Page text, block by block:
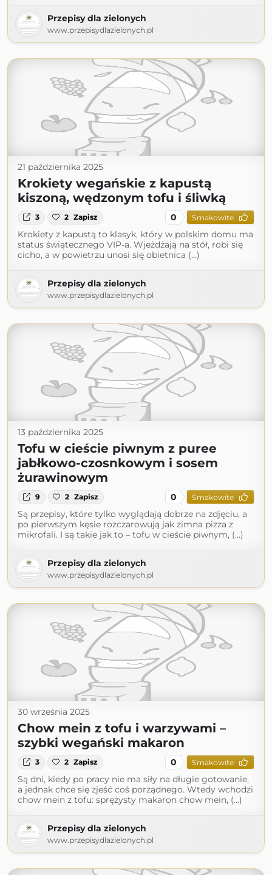
Przepisy dla zielonych
www.przepisydlazielonych.pl
21 października 2025
Krokiety wegańskie z kapustą
kiszoną, wędzonym tofu i śliwką
3 2 Zapisz 0 Smakowite
Krokiety z kapustą to klasyk, który w polskim domu ma
status świątecznego VIP-a. Wjeżdżają na stół, robi się
cicho, a w powietrzu unosi się obietnica (...)
Przepisy dla zielonych
www.przepisydlazielonych.pl
13 października 2025
Tofu w cieście piwnym z puree
jabłkowo-czosnkowym i sosem
żurawinowym
9 2 Zapisz 0 Smakowite
Są przepisy, które tylko wyglądają dobrze na zdjęciu, a
po pierwszym kęsie rozczarowują jak zimna pizza z
mikrofali. I są takie jak to – tofu w cieście piwnym, (...)
Przepisy dla zielonych
www.przepisydlazielonych.pl
30 września 2025
Chow mein z tofu i warzywami –
szybki wegański makaron
3 2 Zapisz 0 Smakowite
Są dni, kiedy po pracy nie ma siły na długie gotowanie,
a jednak chce się zjeść coś porządnego. Wtedy wchodzi
chow mein z tofu: sprężysty makaron chow mein, (...)
Przepisy dla zielonych
www.przepisydlazielonych.pl